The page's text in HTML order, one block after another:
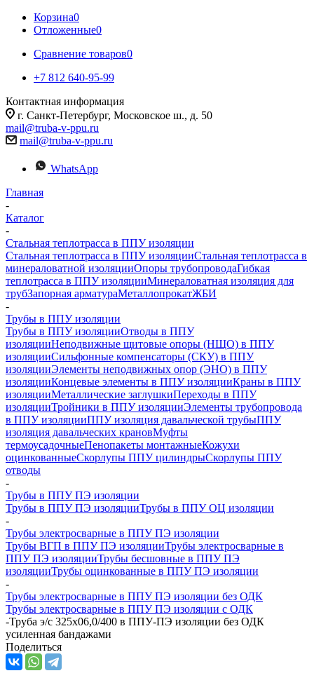
Корзина0
Отложенные0
Сравнение товаров0
+7 812 640-95-99
Контактная информация
г. Санкт-Петербург, Московское ш., д. 50
mail@truba-v-ppu.ru
mail@truba-v-ppu.ru
WhatsApp
Главная
-
Каталог
-
Стальная теплотрасса в ППУ изоляции
Стальная теплотрасса в ППУ изоляцииСтальная теплотрасса в
минераловатной изоляцииОпоры трубопроводаГибкая
теплотрасса в ППУ изоляцииМинераловатная изоляция для
трубЗапорная арматураМеталлопрокатЖБИ
-
Трубы в ППУ изоляции
Трубы в ППУ изоляцииОтводы в ППУ
изоляцииНеподвижные щитовые опоры (НЩО) в ППУ
изоляцииCильфонные компенсаторы (СКУ) в ППУ
изоляцииЭлементы неподвижных опор (ЭНО) в ППУ
изоляцииКонцевые элементы в ППУ изоляцииКраны в ППУ
изоляцииМеталлические заглушкиПереходы в ППУ
изоляцииТройники в ППУ изоляцииЭлементы трубопровода
в ППУ изоляцииППУ изоляция давальческой трубыППУ
изоляция давальческих крановМуфты
термоусадочныеПенопакеты монтажныеКожухи
оцинкованныеСкорлупы ППУ цилиндрыСкорлупы ППУ
отводы
-
Трубы в ППУ ПЭ изоляции
Трубы в ППУ ПЭ изоляцииТрубы в ППУ ОЦ изоляции
-
Трубы электросварные в ППУ ПЭ изоляции
Трубы ВГП в ППУ ПЭ изоляцииТрубы электросварные в
ППУ ПЭ изоляцииТрубы бесшовные в ППУ ПЭ
изоляцииТрубы оцинкованные в ППУ ПЭ изоляции
-
Трубы электросварные в ППУ ПЭ изоляции без ОДК
Трубы электросварные в ППУ ПЭ изоляции с ОДК
-Труба э/с 325х06,0/400 в ППУ-ПЭ изоляции без ОДК
усиленная бандажами
Поделиться